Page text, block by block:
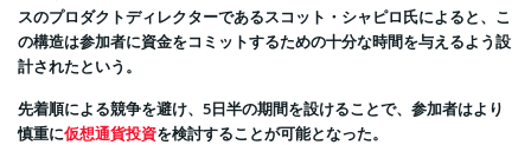
スのプロダクトディレクターであるスコット・シャピロ氏によると、こ
の構造は参加者に資金をコミットするための十分な時間を与えるよう設
計されたという。
先着順による競争を避け、5日半の期間を設けることで、参加者はより
慎重に仮想通貨投資を検討することが可能となった。